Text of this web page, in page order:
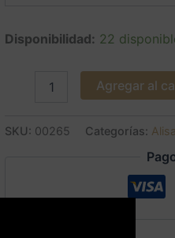
Disponibilidad: 22
Agregar al
SKU: 00265 Categorías: